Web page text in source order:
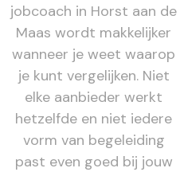
jobcoach in Horst aan de
Maas wordt makkelijker
wanneer je weet waarop
je kunt vergelijken. Niet
elke aanbieder werkt
hetzelfde en niet iedere
vorm van begeleiding
past even goed bij jouw